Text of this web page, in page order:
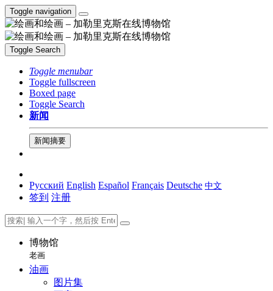
Toggle navigation
Toggle Search
Toggle menubar
Toggle fullscreen
Boxed page
Toggle Search
新闻
新闻摘要
Русский English Español Français Deutsche 中文
签到 注册
博物馆
老画
油画
图片集